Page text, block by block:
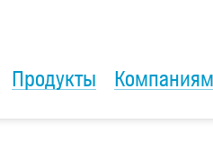
Продукты Компаниям